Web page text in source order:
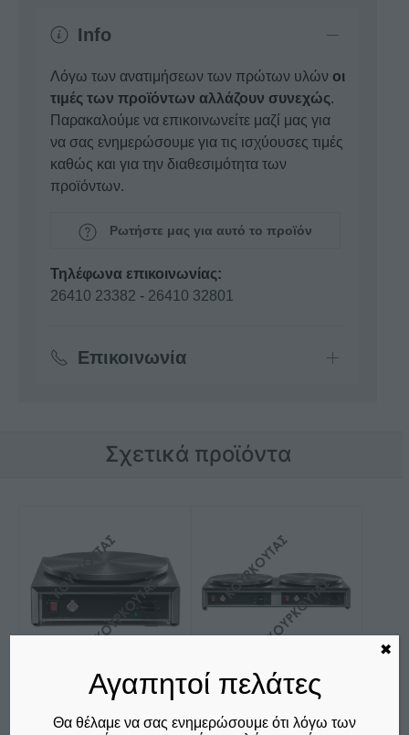
Info
Λόγω των ανατιμήσεων των πρώτων υλών οι
τιμές των προϊόντων αλλάζουν συνεχώς.
Παρακαλούμε να επικοινωνείτε μαζί μας για
να σας ενημερώσουμε για τις ισχύουσες τιμές
καθώς και για την διαθεσιμότητα των
προϊόντων.
Ρωτήστε μας για αυτό το προϊόν
Τηλέφωνα επικοινωνίας:
26410 23382 - 26410 32801
Επικοινωνία
Σχετικά προϊόντα
ΚΡΕΠΙΕΡΑ ΗΛΕΚΤΡΙΚΗ
ΜΟΝΗ CR40 M&M
ΚΡΕΠΙΕΡΑ ΗΛΕΚΤΡΙΚΗ
ΔΙΠΛΗ CRD40 M&M
Αγαπητοί πελάτες
Θα θέλαμε να σας ενημερώσουμε ότι λόγω των
✖